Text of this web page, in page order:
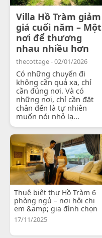
Villa Hồ Tràm giảm
giá cuối năm – Một
nơi để thương
nhau nhiều hơn
thecottage - 02/01/2026
Có những chuyến đi
không cần quá xa, chỉ
cần đúng nơi. Và có
những nơi, chỉ cần đặt
chân đến là tự nhiên
muốn nói nhỏ lạ...
Thuê biệt thự Hồ Tràm 6
phòng ngủ – nơi hội chị
em &amp; gia đình chọn
17/11/2025